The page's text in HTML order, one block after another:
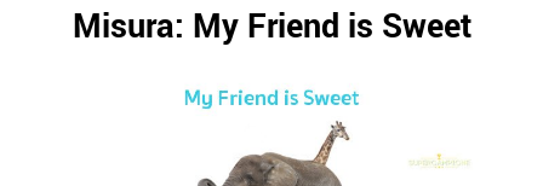
Misura: My Friend is Sweet